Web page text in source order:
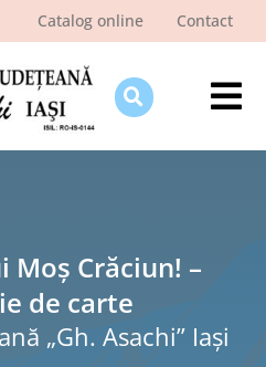
Catalog online Contact
Crăciun! –
de carte
„Gh. Asachi” Iaşi